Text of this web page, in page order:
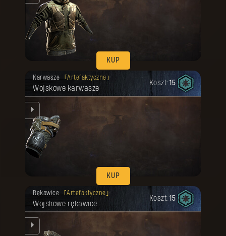
KUP
Karwasze Artefaktyczne
Wojskowe karwasze
Koszt: 15
KUP
Twoja nagroda została odblokowana.
Rękawice Artefaktyczne
Wojskowe rękawice
Koszt: 15
Twoja nagroda została odblokowana.